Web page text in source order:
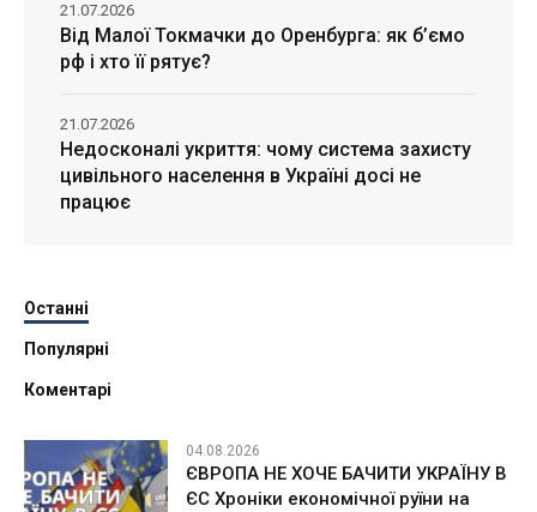
Від Малої Токмачки до Оренбурга: як б’ємо
рф і хто її рятує?
21.07.2026
Недосконалі укриття: чому система захисту
цивільного населення в Україні досі не
працює
21.07.2026
Останні
Популярні
Коментарі
04.08.2026
ЄВРОПА НЕ ХОЧЕ БАЧИТИ УКРАЇНУ В
ЄС Хроніки економічної руїни на